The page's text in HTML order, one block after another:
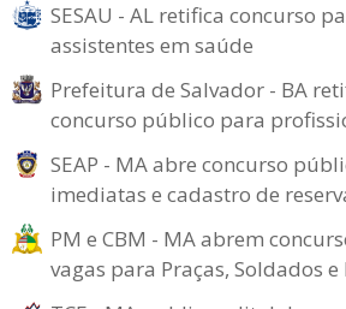
SESAU - AL retifica concurso
assistentes em saúde
Prefeitura de Salvador - BA
concurso público para
SEAP - MA abre concurso
imediatas e cadastro de
PM e CBM - MA abrem
vagas para Praças, Soldados e